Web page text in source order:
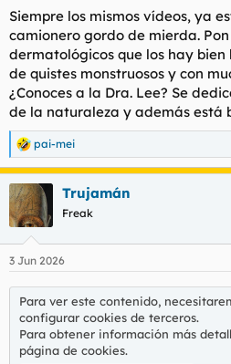
s
:
Siempre los mismos vídeos, ya
camionero gordo de mierda.
dermatológicos que los hay
de quistes monstruosos y con
¿Conoces a la Dra. Lee? Se
de la naturaleza y además está
R
e
a
c
c
i
e
pai-mei
Trujamán
Freak
3 Jun 2026
Para ver este contenido,
configurar cookies de terceros.
Para obtener información más
página de cookies.